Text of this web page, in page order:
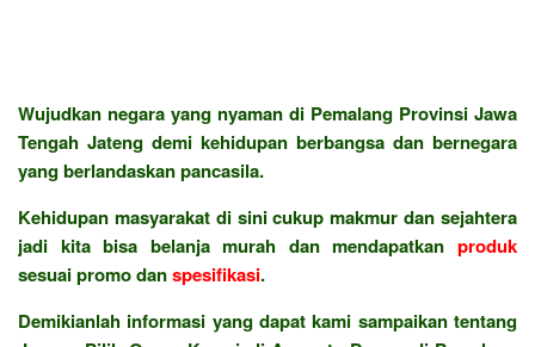
Wujudkan negara yang nyaman di Pemalang Provinsi Jawa
Tengah Jateng demi kehidupan berbangsa dan bernegara
yang berlandaskan pancasila.
Kehidupan masyarakat di sini cukup makmur dan sejahtera
jadi kita bisa belanja murah dan mendapatkan produk
sesuai promo danspesifikasi.
Demikianlah informasi yang dapat kami sampaikan tentang